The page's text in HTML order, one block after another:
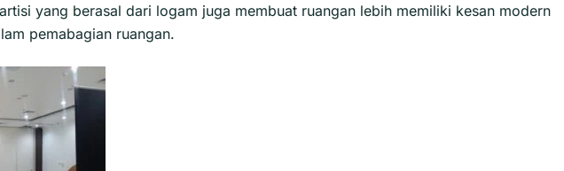
yang berasal dari logam juga membuat ruangan lebih memiliki kesan modern
pemabagian ruangan.